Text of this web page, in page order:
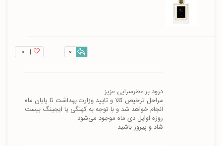
| ۰ 0
شاد و پیروز باشید